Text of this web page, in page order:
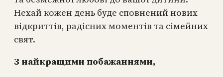
Нехай кожен день буде сповнений нових
відкриттів, радісних моментів та сімейних
свят.
З найкращими побажаннями,